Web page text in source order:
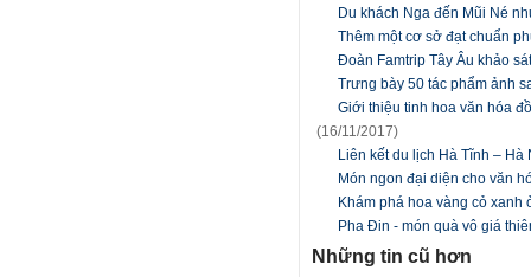
Du khách Nga đến Mũi Né
Thêm một cơ sở đạt chuẩn
Đoàn Famtrip Tây Âu khảo
Trưng bày 50 tác phẩm ảnh
Giới thiệu tinh hoa văn hóa
(16/11/2017)
Liên kết du lịch Hà Tĩnh – Hà
Món ngon đại diện cho văn
Khám phá hoa vàng cỏ xanh
Pha Đin - món quà vô giá
Những tin cũ hơn